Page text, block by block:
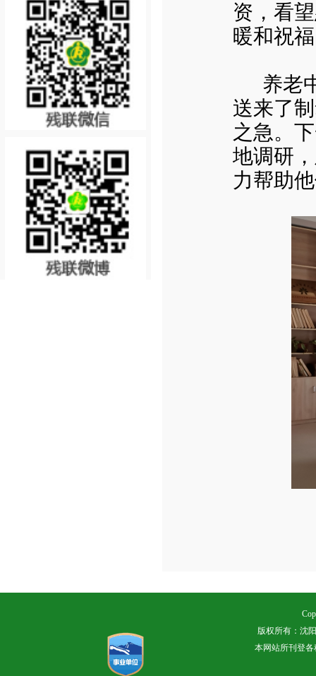
资，看
暖和祝
养老
送来了
之急。
地调研
力帮助
版权所有：沈
本网站所刊登